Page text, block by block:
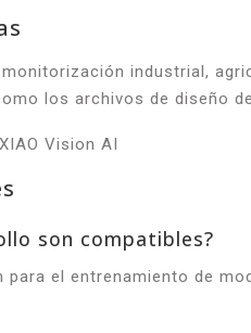
industrial,
los archivos de diseño
son compatibles?
para el entrenamiento de